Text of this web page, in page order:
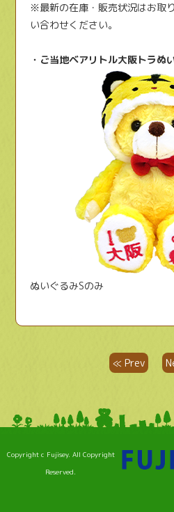
※最新の在庫・販売状況はお取
い合わせください。
・ご当地ベアリトル大阪トラぬ
ぬいぐるみSのみ
≪ Prev
Copyright c Fujisey. All Copyright
Reserved.